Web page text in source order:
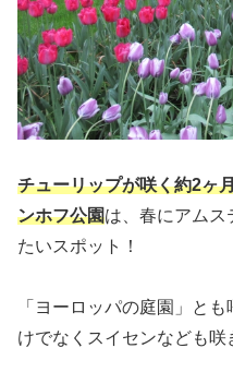
チューリップが咲く約2ヶ
ンホフ公園は、春にアムス
たいスポット！
「ヨーロッパの庭園」と
けでなくスイセンなども咲